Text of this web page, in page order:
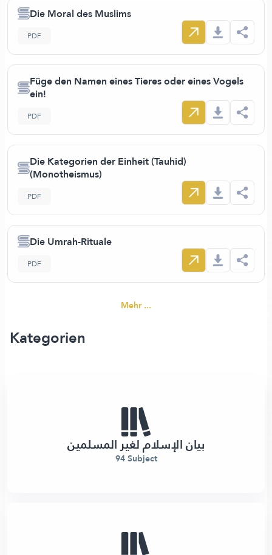
Die Moral des Muslims
PDF
Füge den Namen eines Tieres oder eines Vogels
ein!
PDF
Die Kategorien der Einheit (Tauhid)
(Monotheismus)
PDF
Die Umrah-Rituale
PDF
Mehr ...
Kategorien
بيان الإسلام لغير المسلمين
94 Subject